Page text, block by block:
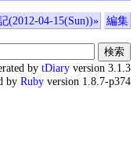
(2012-04-15(Sun))» 編集
by tDiary version 3.1.3
by Ruby version 1.8.7-p374